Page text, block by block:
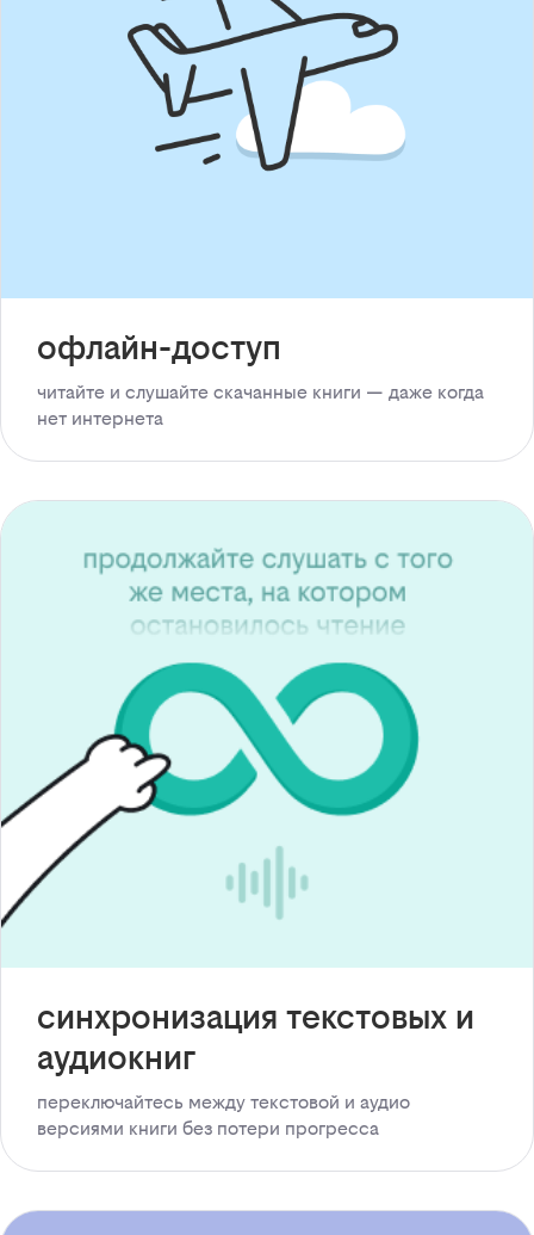
офлайн-доступ
читайте и слушайте скачанные книги — даже когда
нет интернета
синхронизация текстовых и
аудиокниг
переключайтесь между текстовой и аудио
версиями книги без потери прогресса